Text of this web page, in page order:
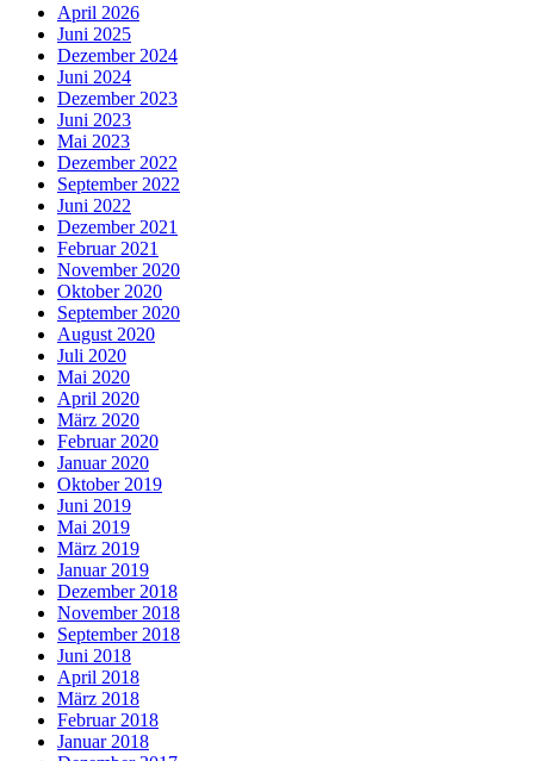
April 2026
Juni 2025
Dezember 2024
Juni 2024
Dezember 2023
Juni 2023
Mai 2023
Dezember 2022
September 2022
Juni 2022
Dezember 2021
Februar 2021
November 2020
Oktober 2020
September 2020
August 2020
Juli 2020
Mai 2020
April 2020
März 2020
Februar 2020
Januar 2020
Oktober 2019
Juni 2019
Mai 2019
März 2019
Januar 2019
Dezember 2018
November 2018
September 2018
Juni 2018
April 2018
März 2018
Februar 2018
Januar 2018